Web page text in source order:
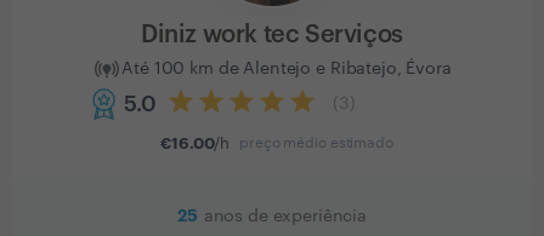
Diniz work tec Serviços
Até 100 km de Alentejo e Ribatejo, Évora
5.0 3
€16.00/h preço médio estimado
25 anos de experiência